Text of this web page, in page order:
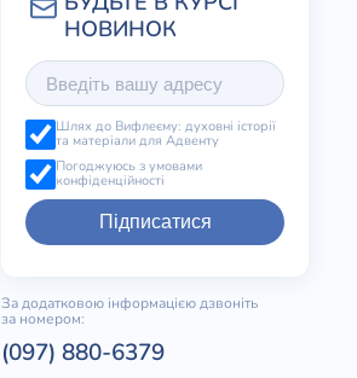
Шлях до Вифлеєму: духовні історії
та матеріали для Адвенту
Погоджуюсь з умовами
конфіденційності
Підписатися
За додатковою інформацією дзвоніть
за номером:
(097) 880-6379